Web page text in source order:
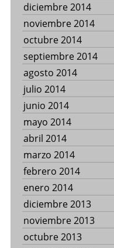
diciembre 2014
noviembre 2014
octubre 2014
septiembre 2014
agosto 2014
julio 2014
junio 2014
mayo 2014
abril 2014
marzo 2014
febrero 2014
enero 2014
diciembre 2013
noviembre 2013
octubre 2013